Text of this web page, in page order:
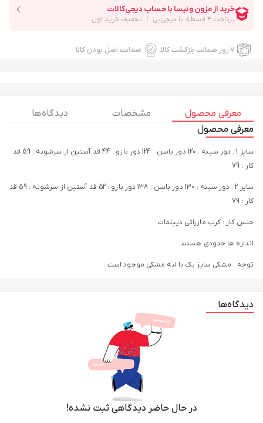
۷ روز ضمانت بازگشت کالا ضمانت اصل بودن کالا
معرفی محصول مشخصات
دیدگاه ها
معرفی محصول
سایز 1 : دور سینه : 120 دور باسن : 124 دور بازو : 44 قد آستین از سرشونه : 59 قد
کار : 79
سایز 2 : دور سینه : 130 دور باسن : 138 دور بازو : 52 قد آستین از سرشونه : 59 قد
کار : 79
جنس کار : کرپ مازراتی دیپلمات
اندازه ها حدودی هستند.
توجه : مشکی سایز یک با لبه مشکی موجود است .
دیدگاه‌ها
در حال حاضر دیدگاهی ثبت نشده!